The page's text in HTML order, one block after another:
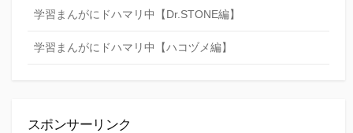
学習まんがにドハマリ中【Dr.STONE編】
学習まんがにドハマリ中【ハコヅメ編】
スポンサーリンク